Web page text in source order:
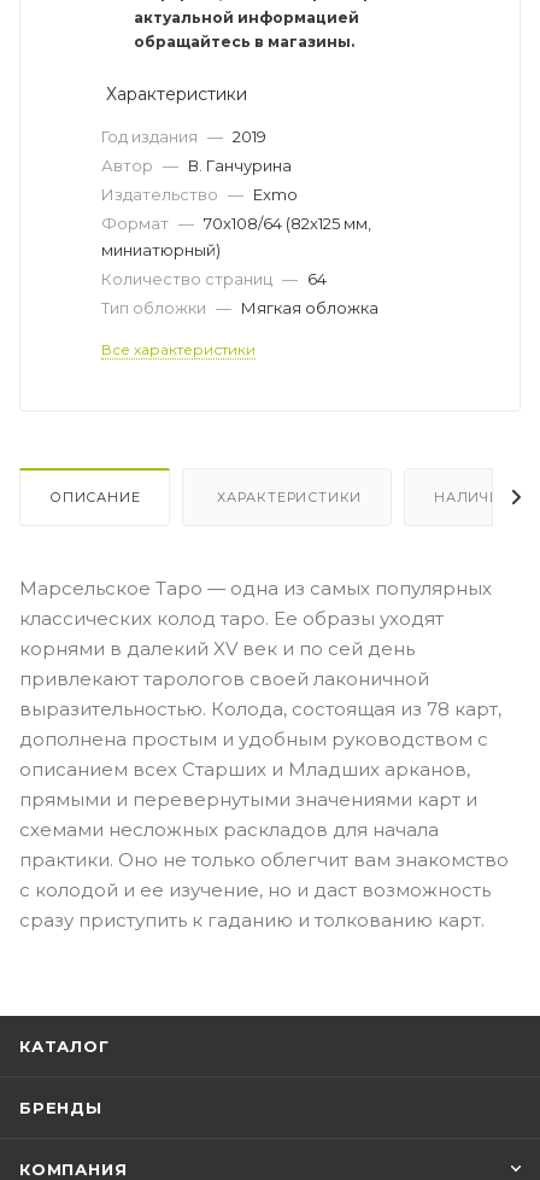
актуальной информацией
обращайтесь в магазины.
Характеристики
Год издания — 2019
Автор — В. Ганчурина
Издательство — Exmo
Формат — 70х108/64 (82х125 мм,
миниатюрный)
Количество страниц — 64
Тип обложки — Мягкая обложка
Все характеристики
ОПИСАНИЕ ХАРАКТЕРИСТИКИ НАЛИЧИЕ
Марсельское Таро — одна из самых популярных
классических колод таро. Ее образы уходят
корнями в далекий XV век и по сей день
привлекают тарологов своей лаконичной
выразительностью. Колода, состоящая из 78 карт,
дополнена простым и удобным руководством с
описанием всех Старших и Младших арканов,
прямыми и перевернутыми значениями карт и
схемами несложных раскладов для начала
практики. Оно не только облегчит вам знакомство
с колодой и ее изучение, но и даст возможность
сразу приступить к гаданию и толкованию карт.
КАТАЛОГ
БРЕНДЫ
КОМПАНИЯ